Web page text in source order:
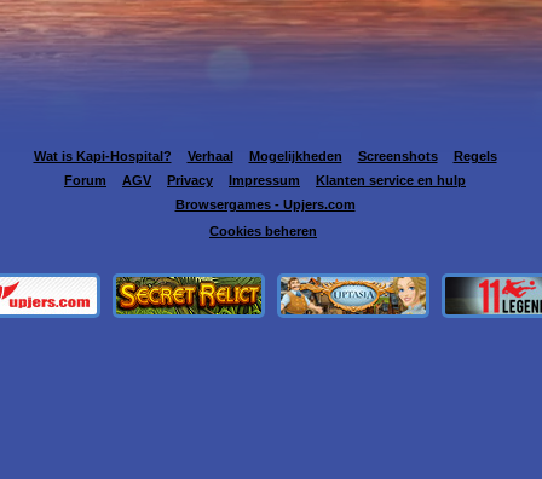
Wat is Kapi-Hospital? Verhaal Mogelijkheden Screenshots
Regels
Forum
AGV Privacy Impressum
Klanten service en hulp
Browsergames - Upjers.com
Cookies beheren